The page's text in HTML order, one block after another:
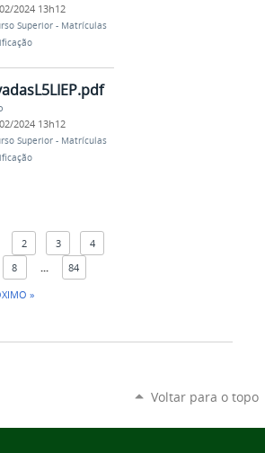
2024 13h12
Superior - Matrículas
2024 13h12
Superior - Matrículas
2 3
4
8 ...
84
»
Voltar para o topo